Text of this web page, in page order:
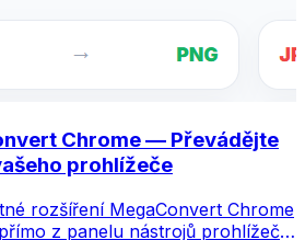
Chrome — Převádějte
prohlížeče
rozšíření MegaConvert Chrome
z panelu nástrojů prohlížeče.